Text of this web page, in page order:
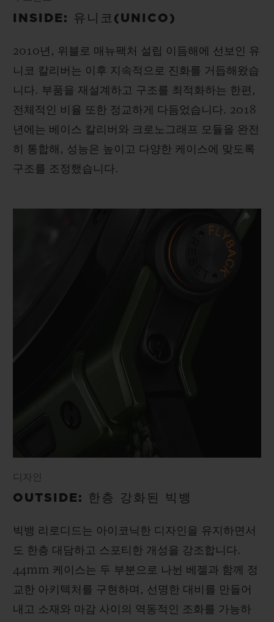
INSIDE: 유니코(UNICO)
2010년, 위블로 매뉴팩처 설립 이듬해에 선보인 유
니코 칼리버는 이후 지속적으로 진화를 거듭해왔습
니다. 부품을 재설계하고 구조를 최적화하는 한편,
전체적인 비율 또한 정교하게 다듬었습니다. 2018
년에는 베이스 칼리버와 크로노그래프 모듈을 완전
히 통합해, 성능은 높이고 다양한 케이스에 맞도록
구조를 조정했습니다.
디자인
OUTSIDE: 한층 강화된 빅뱅
빅뱅 리로디드는 아이코닉한 디자인을 유지하면서
도 한층 대담하고 스포티한 개성을 강조합니다.
44mm 케이스는 두 부분으로 나뉜 베젤과 함께 정
교한 아키텍처를 구현하며, 선명한 대비를 만들어
내고 소재와 마감 사이의 역동적인 조화를 가능하